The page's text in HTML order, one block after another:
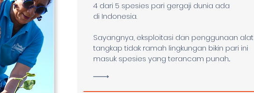
4 dari 5 spesies pari gergaji dunia ada
di Indonesia.
Sayangnya, eksploitasi dan penggunaan alat
tangkap tidak ramah lingkungan bikin pari ini
masuk spesies yang terancam punah...